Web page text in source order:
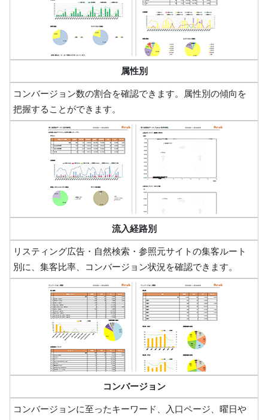
属性別
コンバージョン数の割合を確認できます。属性別の傾向を
把握することができます。
流入経路別
リスティング広告・自然検索・参照元サイトの集客ルート
別に、集客比率、コンバージョン状況を確認できます。
コンバージョン
コンバージョンに至ったキーワード、入口ページ、曜日や